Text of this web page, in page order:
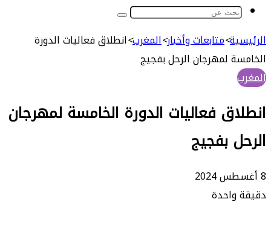
بحث
>متابعات وأخبار>المغرب>انطلاق فعاليات الدورة
لمهرجان الرحل بفجيج
فعاليات الدورة الخامسة لمهرجان
بفجيج